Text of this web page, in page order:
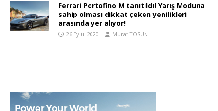
Ferrari Portofino M tanıtıldı! Yarış Moduna
sahip olması dikkat çeken yenilikleri
arasında yer alıyor!
26 Eylül 2020 Murat TOSUN